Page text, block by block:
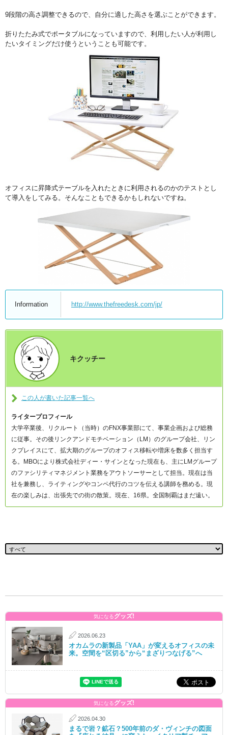
9段階の高さ調整できるので、自分に適した高さを選ぶことができます。
折りたたみ式でポータブルになっていますので、利用したい人が利用し
たいタイミングだけ使うということも可能です。
オフィスに昇降式テーブルを入れたときに利用されるのかのテストとし
て導入をしてみる。そんなこともできるかもしれないですね。
Information http://www.thefreedesk.com/jp/
キクッチー
この人が書いた記事一覧へ
ライタープロフィール
大学卒業後、リクルート（当時）のFNX事業部にて、事業企画および総務
に従事。その後リンクアンドモチベーション（LM）のグループ会社、リン
クプレイスにて、拡大期のグループのオフィス移転や増床を数多く担当す
る。MBOにより株式会社ディー・サインとなった現在も、主にLMグループ
のファシリティマネジメント業務をアウトソーサーとして担当。現在は当
社を兼務し、ライティングやコンペ代行のコツを伝える講師を務める。現
在の楽しみは、出張先での街の散策。現在、16県。全国制覇はまだ遠い。
気になるグッズ!
2026.06.23
オカムラの新製品「YAA」が変えるオフィスの未
来。空間を“区切る”から“まざりつなげる”へ
気になるグッズ!
2026.04.30
まるで岩？鉱石？500年前のダ・ヴィンチの図面